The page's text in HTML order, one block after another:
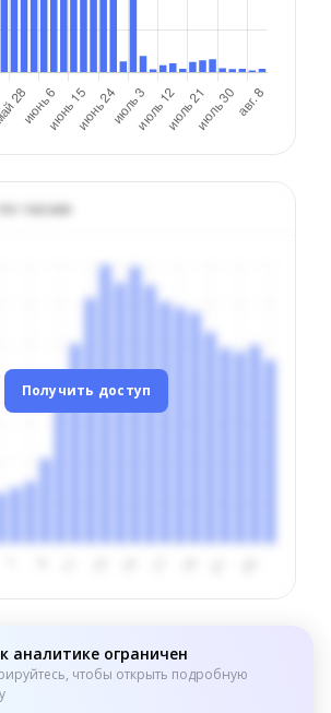
часам
Получить доступ
аналитике ограничен
чтобы открыть подробную